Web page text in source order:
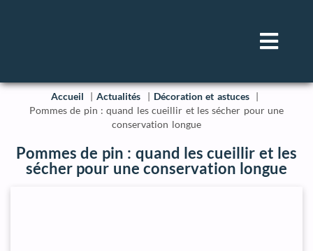
Accueil Actualités
Décoration et astuces
Pommes de pin : quand les cueillir et les sécher pour une
conservation longue
Pommes de pin : quand les cueillir et les
sécher pour une conservation longue